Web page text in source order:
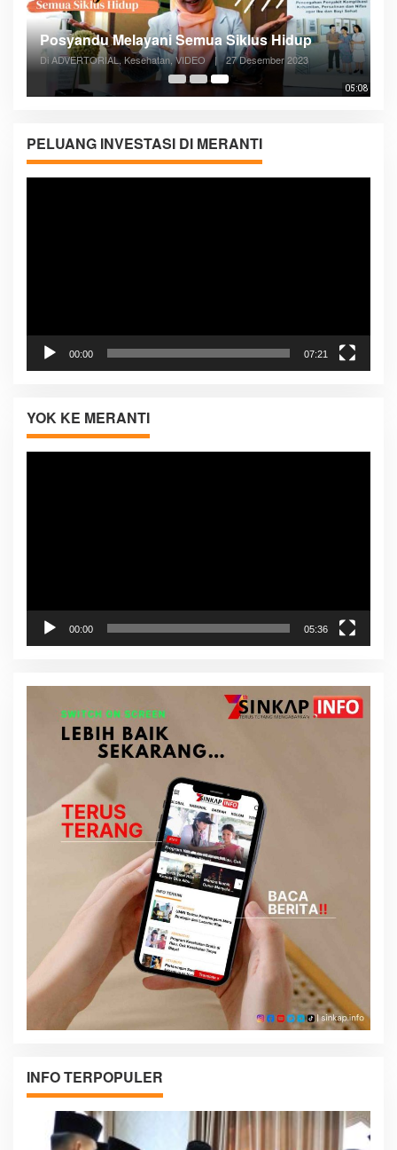
05:08
Posyandu Melayani Semua Siklus Hidup
Di ADVERTORIAL, Kesehatan, VIDEO | 27 Desember 2023
PELUANG INVESTASI DI MERANTI
00:00 07:21
YOK KE MERANTI
00:00 05:36
INFO TERPOPULER